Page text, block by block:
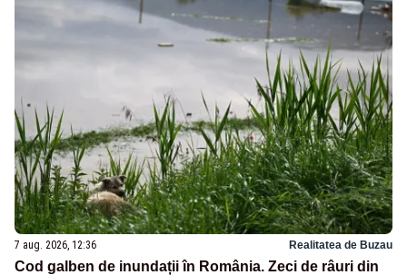
7 aug. 2026, 12:36 Realitatea de Buzau
Cod galben de inundații în România. Zeci de râuri din